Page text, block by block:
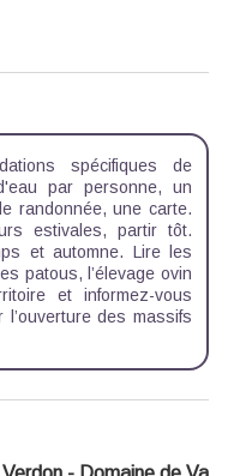
spécifiques de
par personne, un
randonnée, une carte.
estivales, partir tôt.
et automne. Lire les
patous, l’élevage ovin
et informez-vous
des massifs